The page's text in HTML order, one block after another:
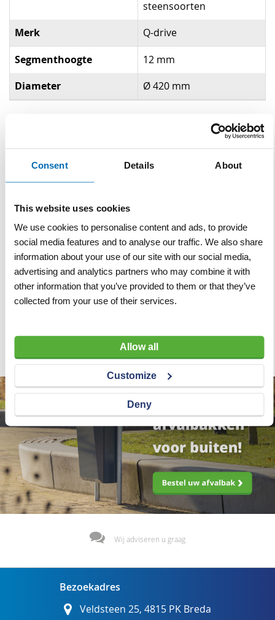
Consent Details About
This website uses cookies
We use cookies to personalise content and ads, to provide
social media features and to analyse our traffic. We also share
information about your use of our site with our social media,
advertising and analytics partners who may combine it with
other information that you’ve provided to them or that they’ve
collected from your use of their services.
Allow all
Customize
Deny
steensoorten
Merk Q-drive
Segmenthoogte 12 mm
Diameter Ø 420 mm
iQMS362i stofvrije
steenzaagmachine
inclusief zaagblad
Diamantblad Keramisch
Blauw Asgat Q-Drive Ø 420
mm
€ 320,00
Wij adviseren u graag
Bezoekadres
Veldsteen 25, 4815 PK Breda